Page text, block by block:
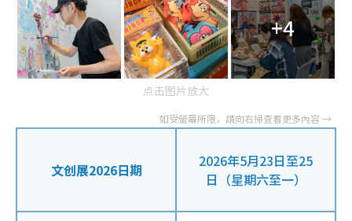
+4
点击图片放大
文创展2026日期
2026年5月23日至25
日（星期六至一）